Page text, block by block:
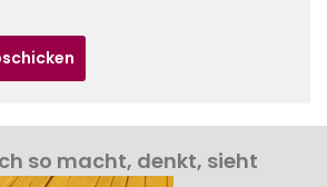
so macht, denkt, sieht